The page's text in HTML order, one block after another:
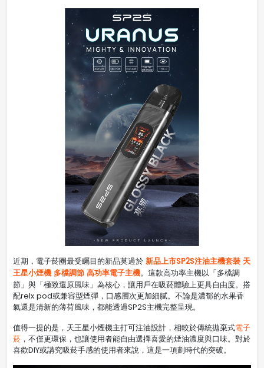
近期，電子菸圈最受矚目的新品莫過於 新品上市SP2S注油主機套裝 天
王星小煙機 多檔調節 高功率電子主機。這款高功率主機以「多檔調
節」與「極致還原風味」為核心，讓用戶在吸菸體驗上更具自由度。搭
配relx pod或兼容型煙彈，口感層次更加細膩。不論是濃郁的水果香
氣還是清新的薄荷風味，都能透過SP2S主機完整呈現。
值得一提的是，天王星小煙機主打可注油設計，相較於傳統拋棄式電子
菸 ，不僅更環保，也讓使用者能自由選擇喜愛的煙油濃度與口味。對於
喜歡DIY或講究吸菸手感的使用者來說，這是一項劃時代的突破。